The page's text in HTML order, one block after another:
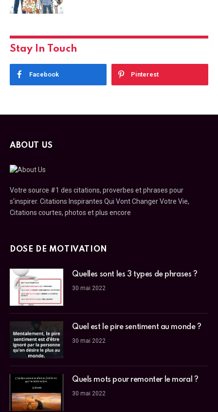
Stay In Touch
Facebook Pinterest
ABOUT US
Votre source #1 des citations, proverbes et phrases pour
s'inspirer. Citations Inspirantes Qui Vont Changer Votre Vie,
Citations courtes, photos et plus encore
DOSE DE MOTIVATION
Quelles sont les 3 types de phrases ?
30 mai 2022
Quel est le pire sentiment au monde ?
30 mai 2022
Quels mots pour remonter le moral ?
30 mai 2022